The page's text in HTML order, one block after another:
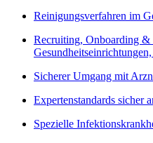
Reinigungsverfahren im
Recruiting, Onboarding
Sicherer Umgang mit
Expertenstandards sicher
Spezielle